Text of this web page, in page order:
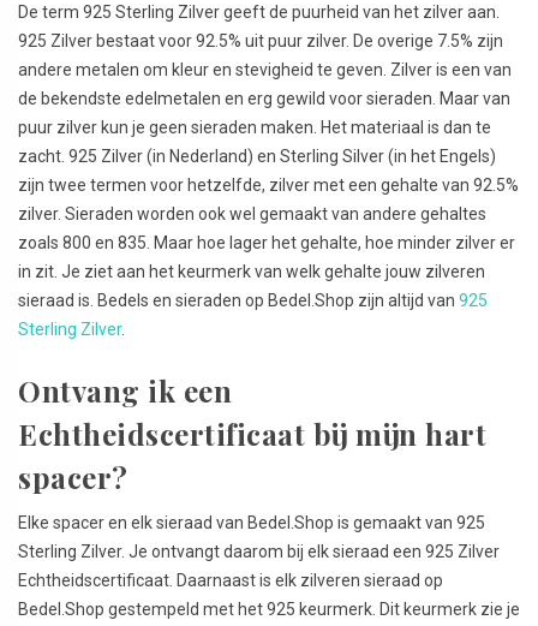
De term 925 Sterling Zilver geeft de puurheid van het zilver aan.
925 Zilver bestaat voor 92.5% uit puur zilver. De overige 7.5% zijn
andere metalen om kleur en stevigheid te geven. Zilver is een van
de bekendste edelmetalen en erg gewild voor sieraden. Maar van
puur zilver kun je geen sieraden maken. Het materiaal is dan te
zacht. 925 Zilver (in Nederland) en Sterling Silver (in het Engels)
zijn twee termen voor hetzelfde, zilver met een gehalte van 92.5%
zilver. Sieraden worden ook wel gemaakt van andere gehaltes
zoals 800 en 835. Maar hoe lager het gehalte, hoe minder zilver er
in zit. Je ziet aan het keurmerk van welk gehalte jouw zilveren
sieraad is. Bedels en sieraden op Bedel.Shop zijn altijd van 925
Sterling Zilver.
Ontvang ik een
Echtheidscertificaat bij mijn hart
spacer?
Elke spacer en elk sieraad van Bedel.Shop is gemaakt van 925
Sterling Zilver. Je ontvangt daarom bij elk sieraad een 925 Zilver
Echtheidscertificaat. Daarnaast is elk zilveren sieraad op
Bedel.Shop gestempeld met het 925 keurmerk. Dit keurmerk zie je